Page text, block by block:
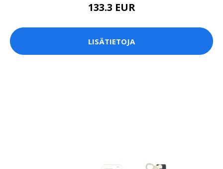
133.3 EUR
LISÄTIETOJA